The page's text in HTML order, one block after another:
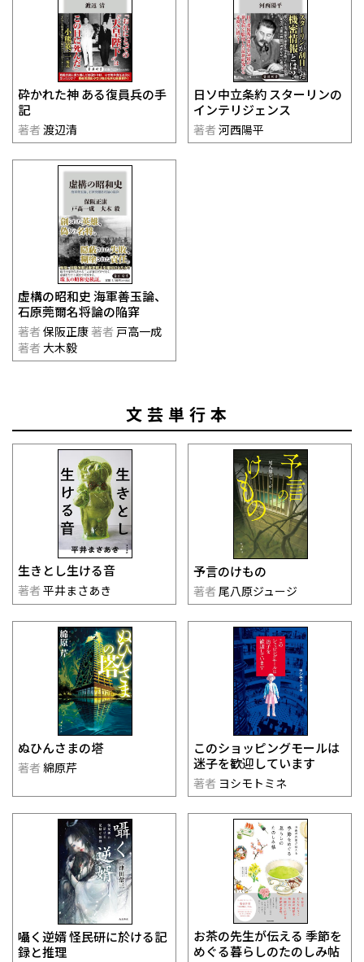
砕かれた神 ある復員兵の手
記
著者 渡辺清
日ソ中立条約 スターリンの
インテリジェンス
著者 河西陽平
虚構の昭和史 海軍善玉論、
石原莞爾名将論の陥穽
著者 保阪正康著者 戸高一成
著者 大木毅
文芸単行本
生きとし生ける音
著者 平井まさあき
予言のけもの
著者 尾八原ジュージ
ぬひんさまの塔
著者 綿原芹
このショッピングモールは
迷子を歓迎しています
著者 ヨシモトミネ
囁く逆婿 怪民研に於ける記
録と推理
お茶の先生が伝える 季節を
めぐる暮らしのたのしみ帖